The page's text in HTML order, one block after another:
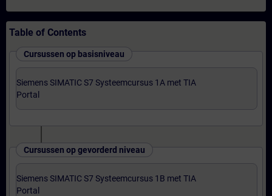
Table of Contents
Cursussen op basisniveau
Siemens SIMATIC S7 Systeemcursus 1A met TIA
Portal
Cursussen op gevorderd niveau
Siemens SIMATIC S7 Systeemcursus 1B met TIA
Portal